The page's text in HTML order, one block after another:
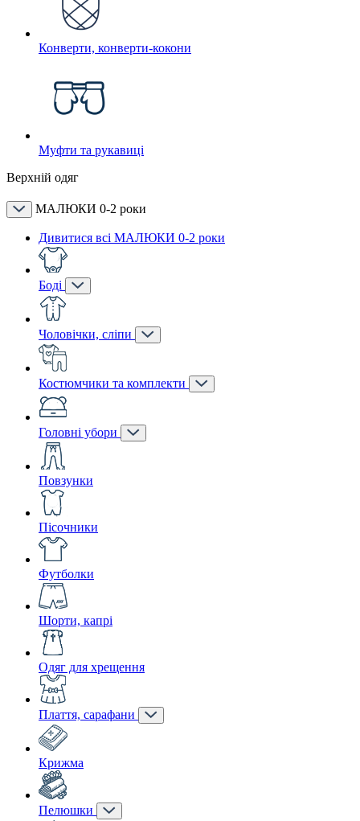
Конверти, конверти-кокони
Муфти та рукавиці
Верхній одяг
МАЛЮКИ 0-2 роки
Дивитися всі МАЛЮКИ 0-2 роки
Боді
Чоловічки, сліпи
Костюмчики та комплекти
Головні убори
Повзунки
Пісочники
Футболки
Шорти, капрі
Одяг для хрещення
Плаття, сарафани
Крижма
Пелюшки